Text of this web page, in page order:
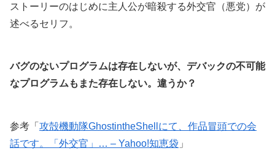
ストーリーのはじめに主人公が暗殺する外交官（悪党）が
述べるセリフ。
バグのないプログラムは存在しないが、デバックの不可能
なプログラムもまた存在しない。違うか？
参考「 攻殻機動隊GhostintheShellにて、作品冒頭での会
話です。「外交官」… – Yahoo!知恵袋 」